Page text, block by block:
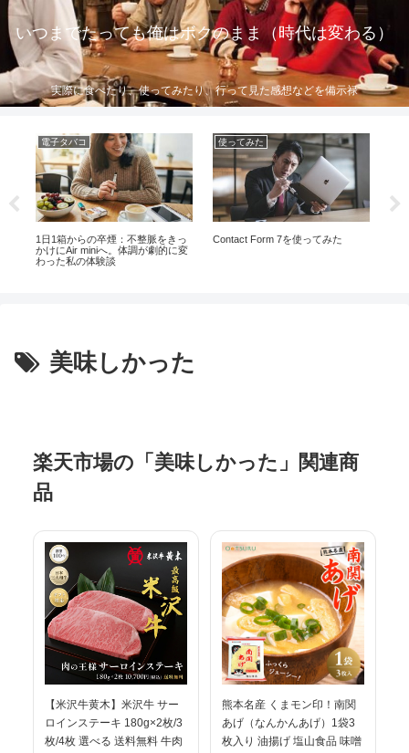
いつまでたっても俺はボクのまま（時代は変わる）
実際に食べたり、使ってみたり、行って見た感想などを備示禄
電子タバコ
1日1箱からの卒煙：不整脈をきっ
かけにAir miniへ。体調が劇的に変
わった私の体験談
使ってみた
Contact Form 7を使ってみた
美味しかった
楽天市場の「美味しかった」関連商
品
【米沢牛黄木】米沢牛 サー
ロインステーキ 180g×2枚/3
枚/4枚 選べる 送料無料 牛肉
熊本名産 くまモン印！南関
あげ（なんかんあげ）1袋3
枚入り 油揚げ 塩山食品 味噌